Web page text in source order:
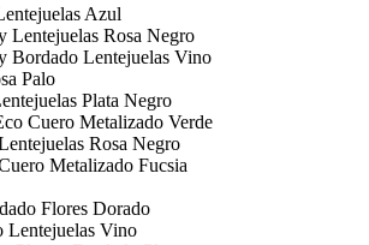
Azul
Lentejuelas Rosa Negro
Bordado Lentejuelas Vino
Palo
Plata Negro
Cuero Metalizado Verde
Rosa Negro
Metalizado Fucsia
Flores Dorado
Vino